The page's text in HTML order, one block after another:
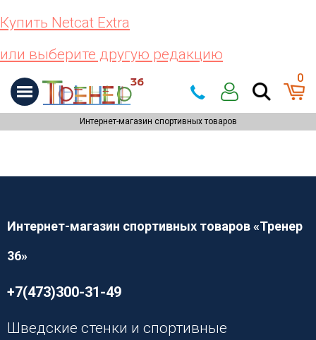
Купить Netcat Extra
или выберите другую редакцию
0
Интернет-магазин спортивных товаров
Интернет-магазин спортивных товаров «Тренер
36»
+7(473)300-31-49
Шведские стенки и спортивные